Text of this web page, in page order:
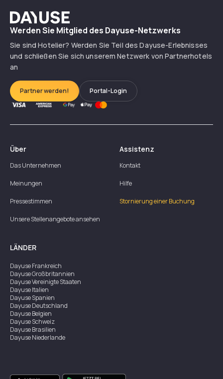
Dayuse
Werden Sie Mitglied des Dayuse-Netzwerks
Sie sind Hotelier? Werden Sie Teil des Dayuse-Erlebnisses
und schließen Sie sich unserem Netzwerk von Partnerhotels
an
Partner werden! Portal-Login
Über
Das Unternehmen
Meinungen
Pressestimmen
Unsere Stellenangebote ansehen
Assistenz
Kontakt
Hilfe
Stornierung einer Buchung
LÄNDER
DayuseFrankreich
DayuseGroßbritannien
DayuseVereinigte Staaten
DayuseItalien
DayuseSpanien
DayuseDeutschland
DayuseBelgien
DayuseSchweiz
DayuseBrasilien
DayuseNiederlande
DayuseKanada